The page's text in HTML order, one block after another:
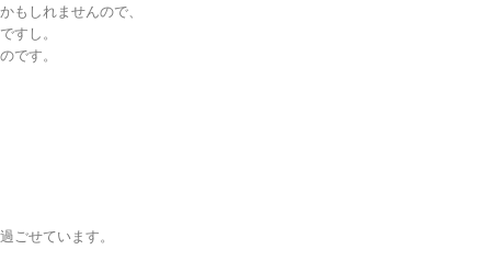
もしれませんので、
すし。
です。
ごせています。